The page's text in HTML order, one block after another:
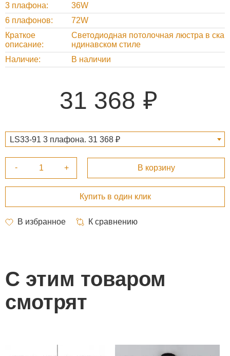
3 плафона
36W
6 плафонов
72W
Краткое
описание
Светодиодная потолочная люстра в ска
ндинавском стиле
Наличие
В наличии
31 368
LS33-91 3 плафона. 31 368 ₽
С этим товаром
смотрят